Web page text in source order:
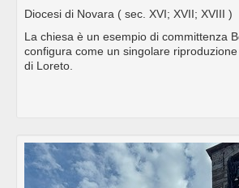
Diocesi di Novara ( sec. XVI; XVII; XVIII )
La chiesa è un esempio di committenza
configura come un singolare
di Loreto.